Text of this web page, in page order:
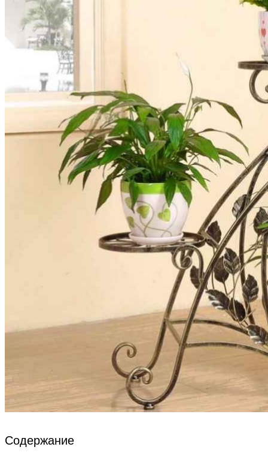
Содержание